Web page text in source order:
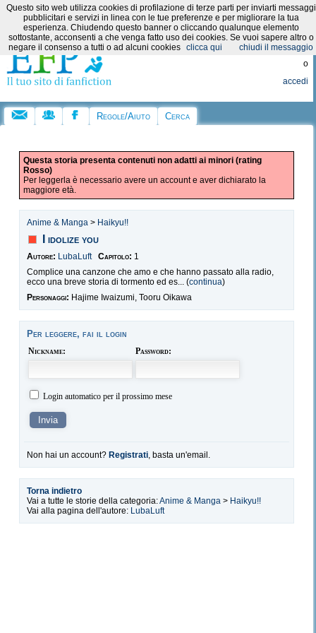
Categorie:
Registrati
o
accedi
Regole/Aiuto Cerca
Questa storia presenta contenuti non adatti ai minori (rating
Rosso)
Per leggerla è necessario avere un account e aver dichiarato la
maggiore età.
Anime & Manga > Haikyu!!
I idolize you
Autore: LubaLuft Capitolo: 1
Complice una canzone che amo e che hanno passato alla radio,
ecco una breve storia di tormento ed es... (continua)
Personaggi: Hajime Iwaizumi, Tooru Oikawa
Per leggere, fai il login
Nickname: Password:
Login automatico per il prossimo mese
Non hai un account? Registrati, basta un'email.
Torna indietro
Vai a tutte le storie della categoria:Anime & Manga > Haikyu!!
Vai alla pagina dell'autore: LubaLuft
Questo sito web utilizza cookies di profilazione di terze parti per inviarti messaggi
pubblicitari e servizi in linea con le tue preferenze e per migliorare la tua
esperienza. Chiudendo questo banner o cliccando qualunque elemento
sottostante, acconsenti a che venga fatto uso dei cookies. Se vuoi sapere altro o
negare il consenso a tutti o ad alcuni cookies clicca qui chiudi il messaggio